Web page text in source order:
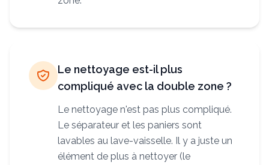
Le nettoyage est-il plus
compliqué avec la double zone ?
Le nettoyage n'est pas plus compliqué.
Le séparateur et les paniers sont
lavables au lave-vaisselle. Il y a juste un
élément de plus à nettoyer (le